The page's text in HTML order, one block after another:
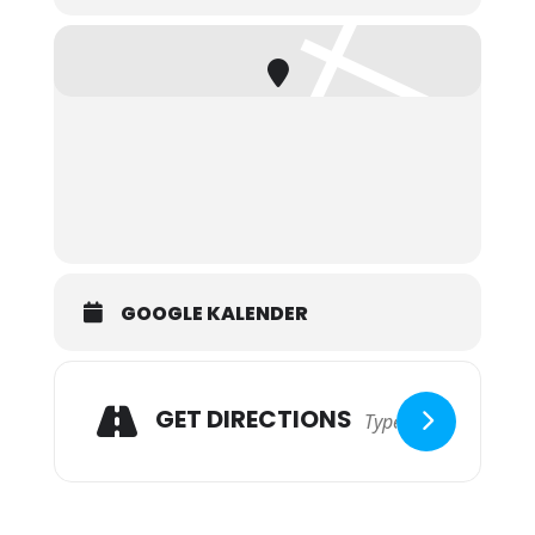
werden auch gemeinsam singen
und beten und einen kurzen
Glauben hören.
GOOGLE KALENDER
GET DIRECTIONS